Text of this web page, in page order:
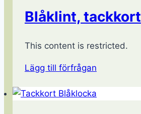
Blåklint, tackkort
This content is restricted.
Lägg till förfrågan